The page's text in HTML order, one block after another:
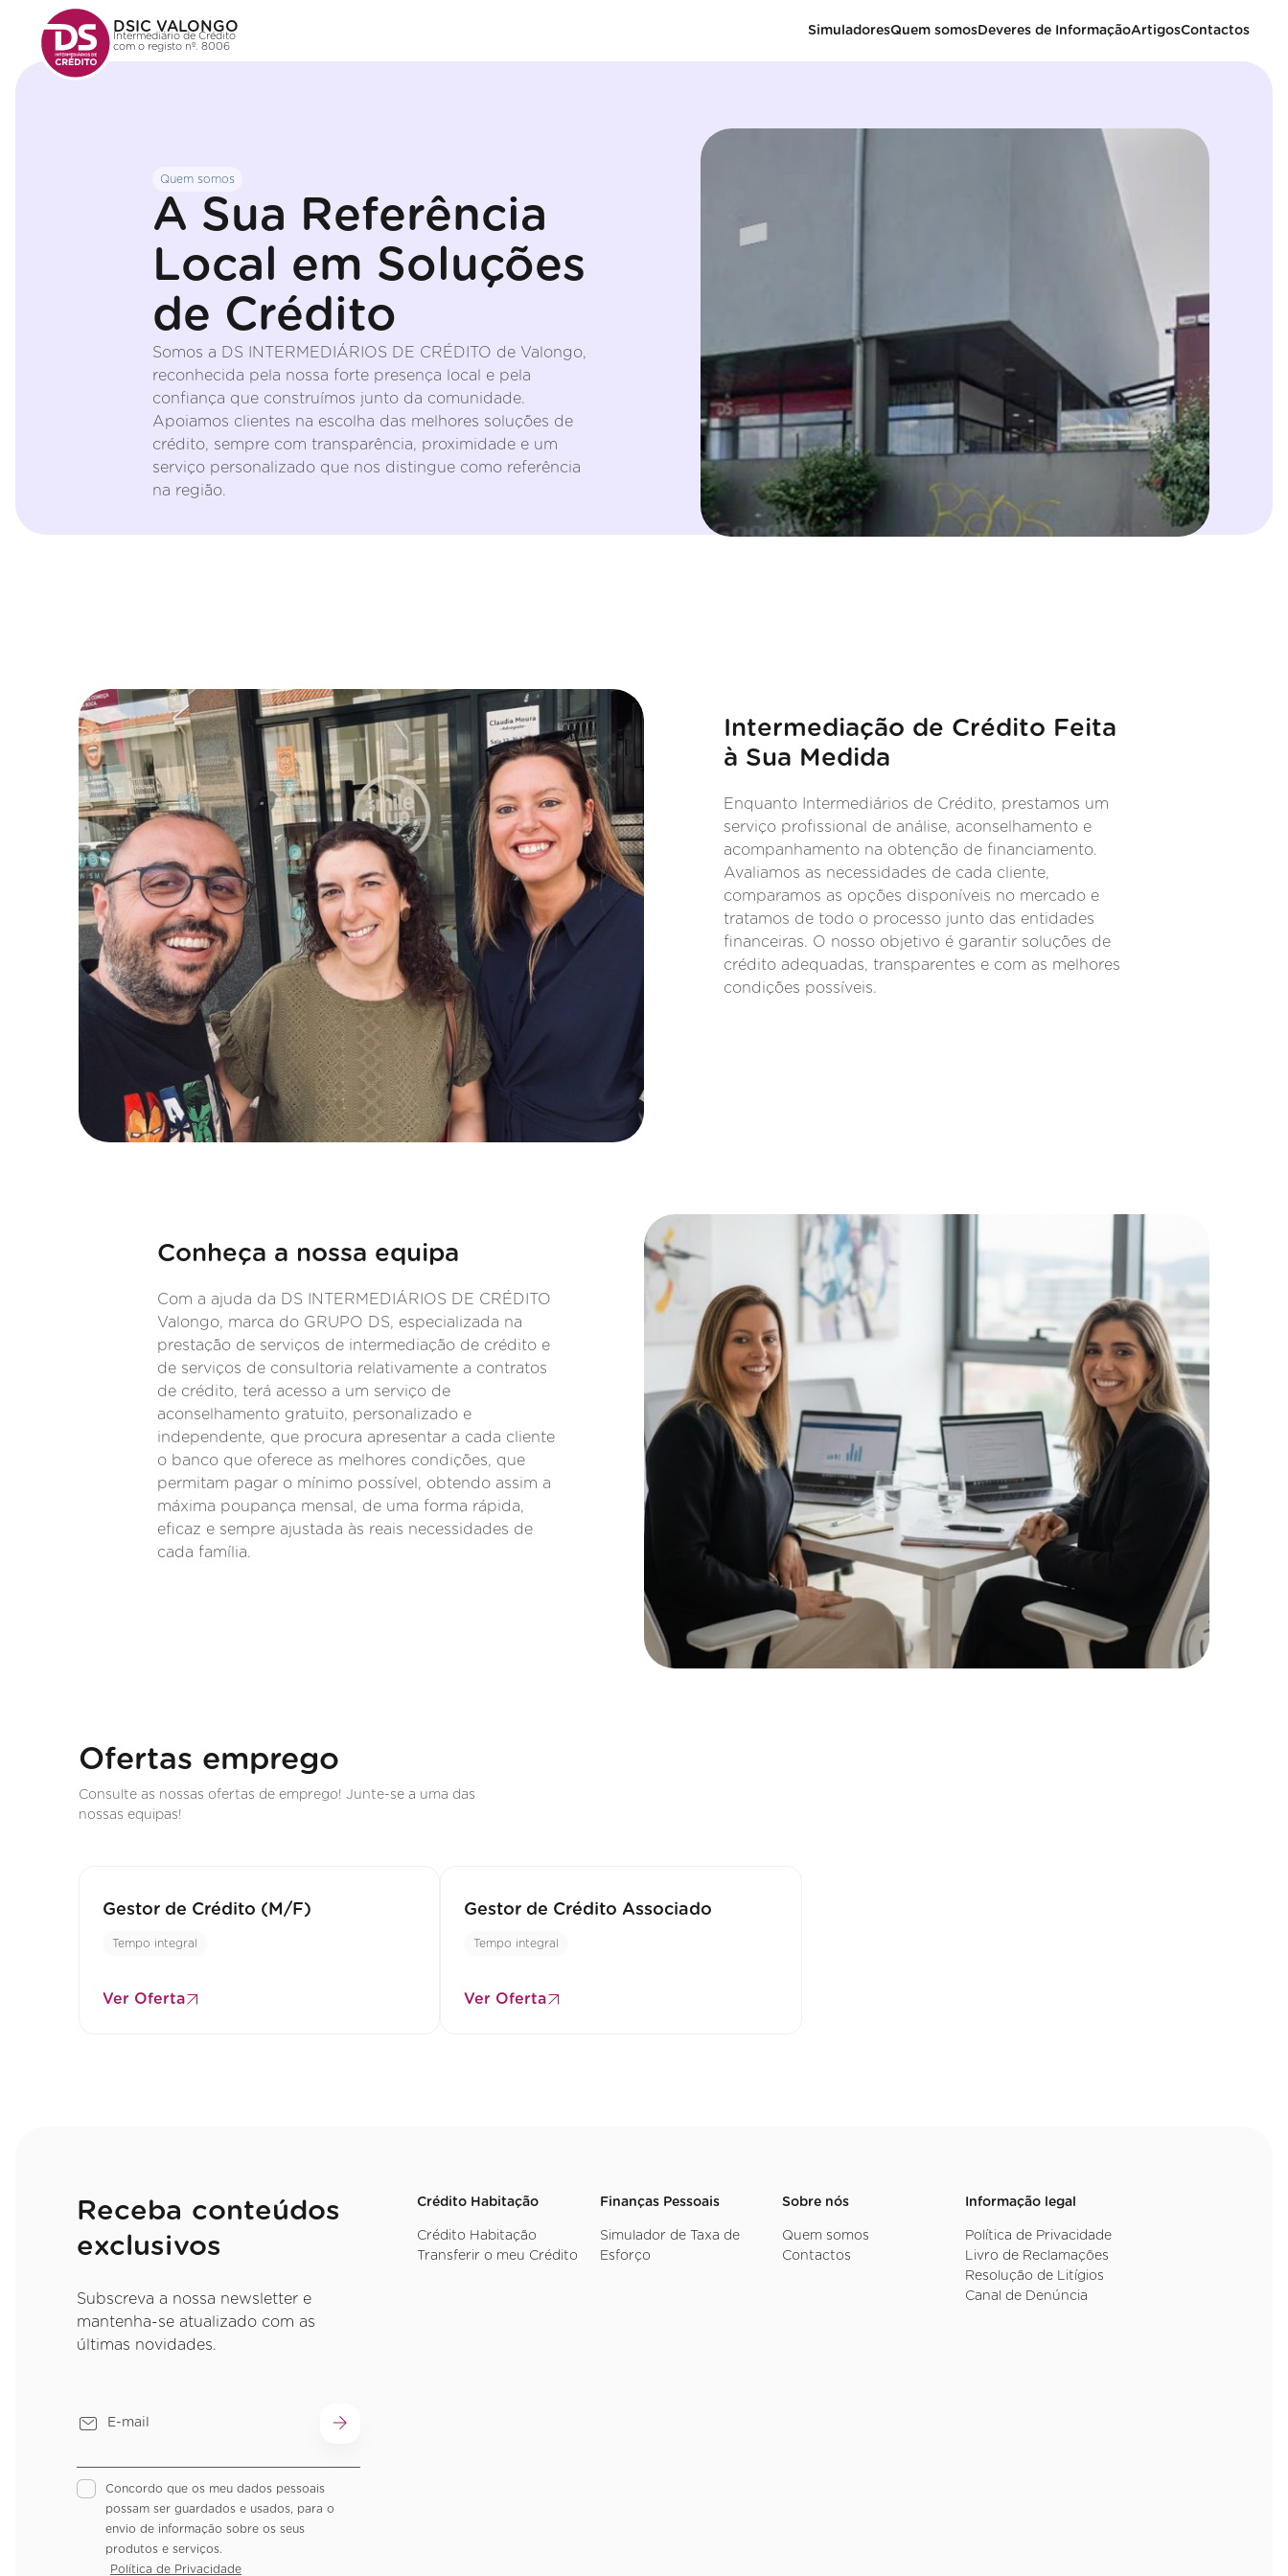
DSIC VALONGO
Intermediário de Crédito
com o registo nº. 8006
SimuladoresQuem somosDeveres de InformaçãoArtigosContactos
Quem somos
A Sua Referência
Local em Soluções
de Crédito
Somos a DS INTERMEDIÁRIOS DE CRÉDITO de Valongo,
reconhecida pela nossa forte presença local e pela
confiança que construímos junto da comunidade.
Apoiamos clientes na escolha das melhores soluções de
crédito, sempre com transparência, proximidade e um
serviço personalizado que nos distingue como referência
na região.
Intermediação de Crédito Feita
à Sua Medida
Enquanto Intermediários de Crédito, prestamos um
serviço profissional de análise, aconselhamento e
acompanhamento na obtenção de financiamento.
Avaliamos as necessidades de cada cliente,
comparamos as opções disponíveis no mercado e
tratamos de todo o processo junto das entidades
financeiras. O nosso objetivo é garantir soluções de
crédito adequadas, transparentes e com as melhores
condições possíveis.
Conheça a nossa equipa
Com a ajuda da DS INTERMEDIÁRIOS DE CRÉDITO
Valongo, marca do GRUPO DS, especializada na
prestação de serviços de intermediação de crédito e
de serviços de consultoria relativamente a contratos
de crédito, terá acesso a um serviço de
aconselhamento gratuito, personalizado e
independente, que procura apresentar a cada cliente
o banco que oferece as melhores condições, que
permitam pagar o mínimo possível, obtendo assim a
máxima poupança mensal, de uma forma rápida,
eficaz e sempre ajustada às reais necessidades de
cada família.
Ofertas emprego
Consulte as nossas ofertas de emprego! Junte-se a uma das
nossas equipas!
Gestor de Crédito (M/F)
Tempo integral
Ver Oferta
Gestor de Crédito Associado
Tempo integral
Ver Oferta
Receba conteúdos
exclusivos
Subscreva a nossa newsletter e
mantenha-se atualizado com as
últimas novidades.
Concordo que os meu dados pessoais
possam ser guardados e usados, para o
envio de informação sobre os seus
produtos e serviços.
Política de Privacidade
Crédito Habitação
Crédito Habitação
Transferir o meu Crédito
Finanças Pessoais
Simulador de Taxa de
Esforço
Sobre nós
Quem somos
Contactos
Informação legal
Política de Privacidade
Livro de Reclamações
Resolução de Litígios
Canal de Denúncia